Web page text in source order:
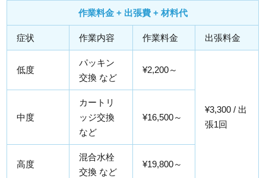
作業料金 + 出張費 + 材料代
症状 作業内容 作業料金 出張料金
低度
パッキン
交換 など
¥2,200～
¥3,300 / 出
張1回
中度
カートリ
ッジ交換
など
¥16,500～
高度
混合水栓
交換 など
¥19,800～